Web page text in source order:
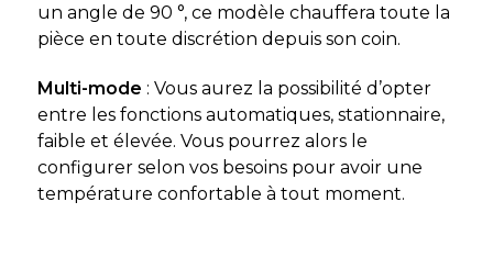
un angle de 90 °, ce modèle chauffera toute la
pièce en toute discrétion depuis son coin.
Multi-mode : Vous aurez la possibilité d’opter
entre les fonctions automatiques, stationnaire,
faible et élevée. Vous pourrez alors le
configurer selon vos besoins pour avoir une
température confortable à tout moment.